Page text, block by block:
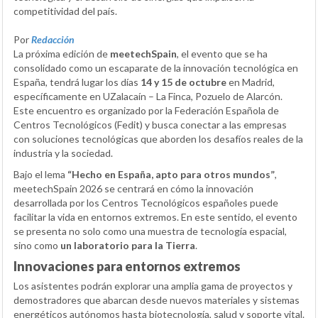
competitividad del país.
PorRedacción
La próxima edición de meetechSpain, el evento que se ha
consolidado como un escaparate de la innovación tecnológica en
España, tendrá lugar los días 14 y 15 de octubreen Madrid,
específicamente en UZalacaín – La Finca, Pozuelo de Alarcón.
Este encuentro es organizado por la Federación Española de
Centros Tecnológicos (Fedit) y busca conectar a las empresas
con soluciones tecnológicas que aborden los desafíos reales de la
industria y la sociedad.
Bajo el lema “Hecho en España, apto para otros mundos”,
meetechSpain 2026 se centrará en cómo la innovación
desarrollada por los Centros Tecnológicos españoles puede
facilitar la vida en entornos extremos. En este sentido, el evento
se presenta no solo como una muestra de tecnología espacial,
sino como un laboratorio para la Tierra.
Innovaciones para entornos extremos
Los asistentes podrán explorar una amplia gama de proyectos y
demostradores que abarcan desde nuevos materiales y sistemas
energéticos autónomos hasta biotecnología, salud y soporte vital.